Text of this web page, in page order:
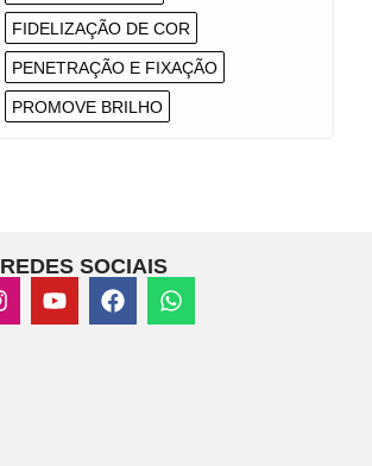
FIDELIZAÇÃO DE COR
PENETRAÇÃO E FIXAÇÃO
PROMOVE BRILHO
REDES SOCIAIS